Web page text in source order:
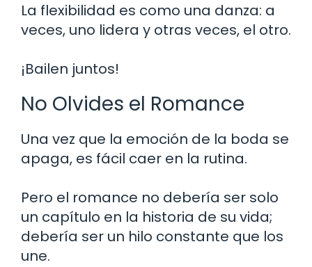
La flexibilidad es como una danza: a
veces, uno lidera y otras veces, el otro.
¡Bailen juntos!
No Olvides el Romance
Una vez que la emoción de la boda se
apaga, es fácil caer en la rutina.
Pero el romance no debería ser solo
un capítulo en la historia de su vida;
debería ser un hilo constante que los
une.